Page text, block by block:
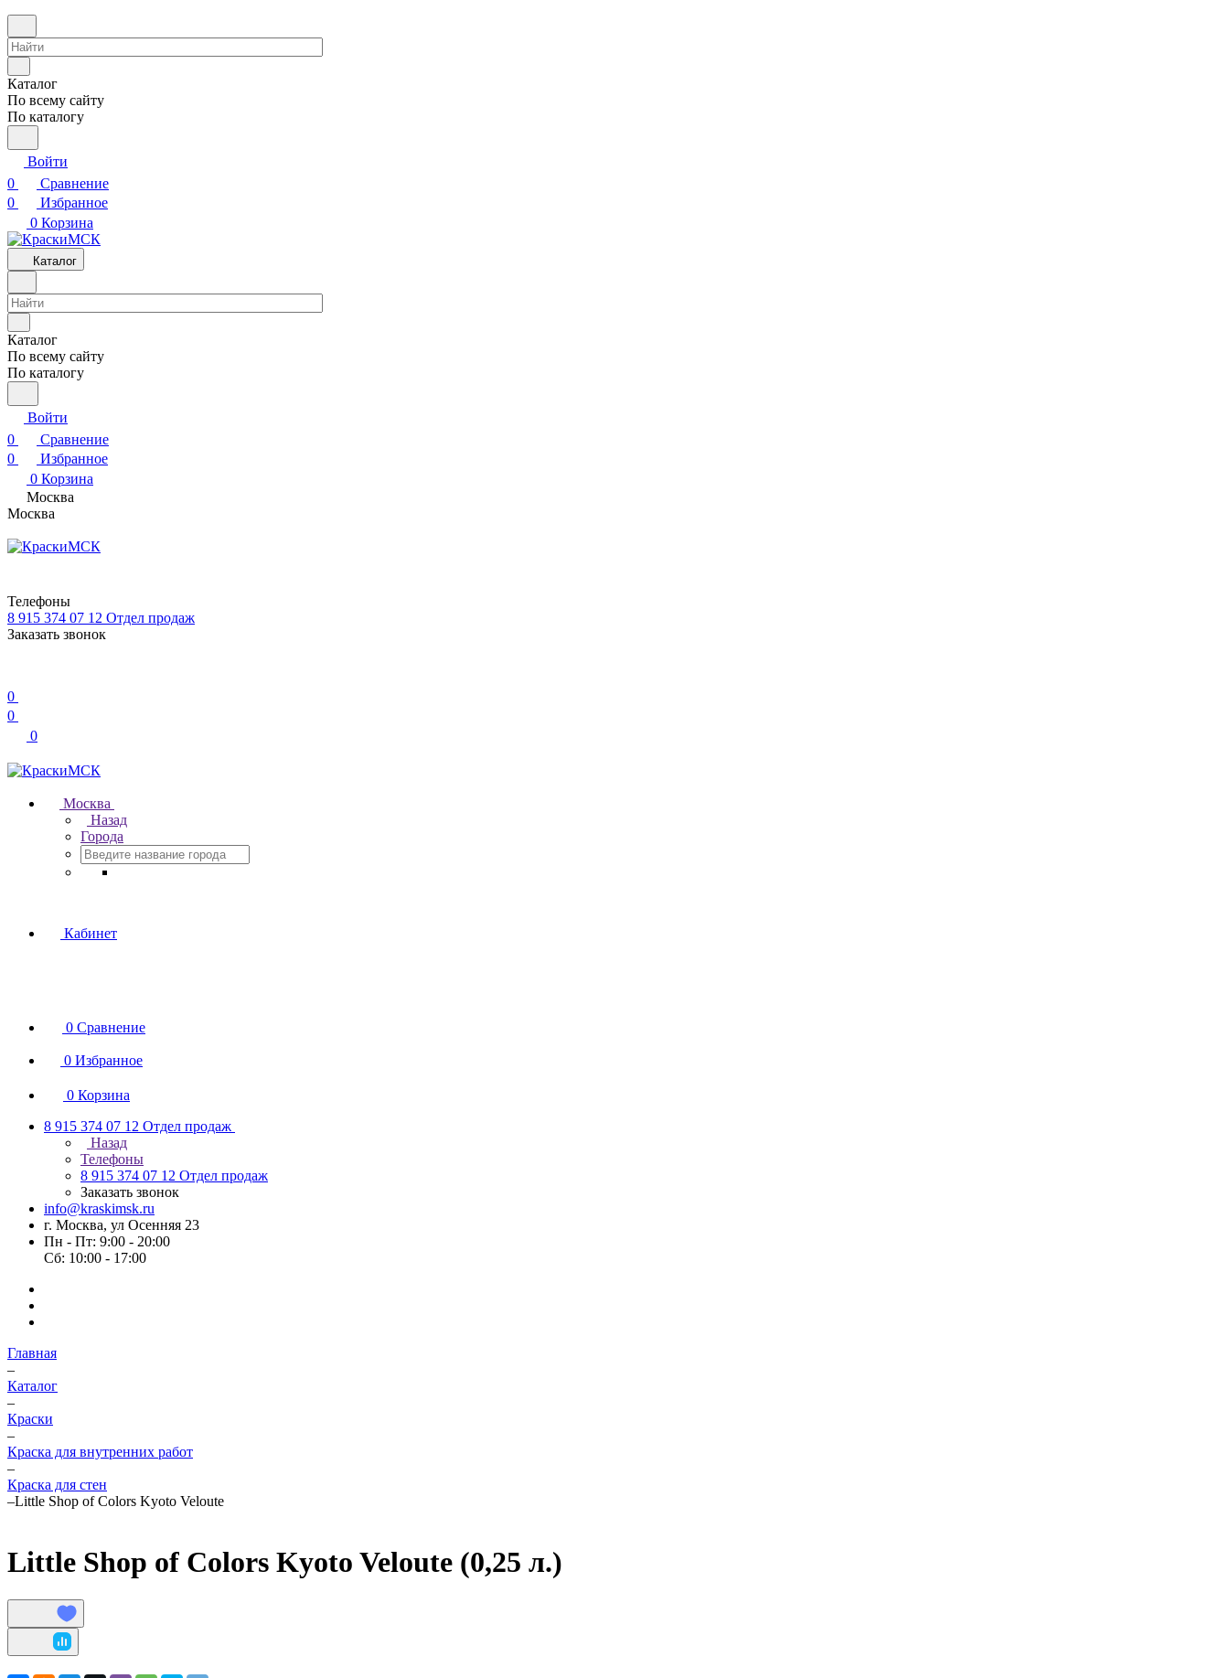
Каталог
По всему сайту
По каталогу
Войти
0
Сравнение
0
Избранное
0 Корзина
Каталог
Каталог
По всему сайту
По каталогу
Войти
0
Сравнение
0
Избранное
0 Корзина
Москва
Москва
Телефоны
8 915 374 07 12 Отдел продаж
Заказать звонок
0
0
0
Москва
Назад
Города
Кабинет
0 Сравнение
0 Избранное
0 Корзина
8 915 374 07 12 Отдел продаж
Назад
Телефоны
8 915 374 07 12 Отдел продаж
Заказать звонок
info@kraskimsk.ru
г. Москва, ул Осенняя 23
Пн - Пт: 9:00 - 20:00
Сб: 10:00 - 17:00
Главная
–
Каталог
–
Краски
–
Краска для внутренних работ
–
Краска для стен
–Little Shop of Colors Kyoto Veloute
Little Shop of Colors Kyoto Veloute (0,25 л.)